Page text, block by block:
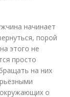
начинает
порой
этого не
просто
на них
о